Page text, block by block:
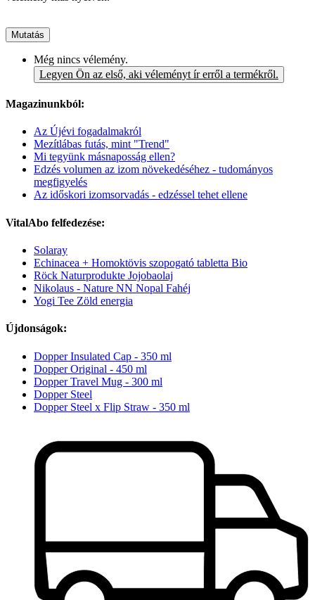
Mutatás
Még nincs vélemény.
Legyen Ön az első, aki véleményt ír erről a termékről.
Magazinunkból:
Az Újévi fogadalmakról
Mezítlábas futás, mint "Trend"
Mi tegyünk másnaposság ellen?
Edzés volumen az izom növekedéséhez - tudományos
megfigyelés
Az időskori izomsorvadás - edzéssel tehet ellene
VitalAbo felfedezése:
Solaray
Echinacea + Homoktövis szopogató tabletta Bio
Röck Naturprodukte Jojobaolaj
Nikolaus - Nature NN Nopal Fahéj
Yogi Tee Zöld energia
Újdonságok:
Dopper Insulated Cap - 350 ml
Dopper Original - 450 ml
Dopper Travel Mug - 300 ml
Dopper Steel
Dopper Steel x Flip Straw - 350 ml